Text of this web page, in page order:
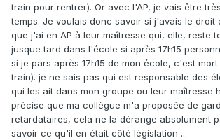
train pour rentrer). Or avec l'AP, je vais être
temps. Je voulais donc savoir si j'avais le droit
que j'ai en AP à leur maîtresse qui, elle, reste
jusque tard dans l'école si après 17h15
si je pars après 17h15 de mon école, c'est
train). je ne sais pas qui est responsable des
qui les ait dans mon groupe ou leur maîtresse
précise que ma collègue m'a proposée de
retardataires, cela ne la dérange absolument
savoir ce qu'il en était côté législation ...